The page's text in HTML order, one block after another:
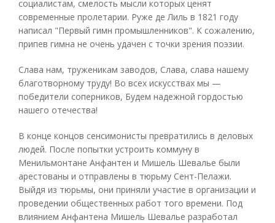
социалистам, смелость мысли которых ценят
современные пролетарии. Руже де Лиль в 1821 году
написал "Первый гимн промышленников". К сожалению,
припев гимна не очень удачен с точки зрения поэзии.
Слава нам, труженикам заводов, Слава, слава нашему
благотворному труду! Во всех искусствах мы —
победители соперников, Будем надежной гордостью
нашего отечества!
В конце концов сенсимонисты превратились в деловых
людей. После попытки устроить коммуну в
Менильмонтане Анфантен и Мишель Шевалье были
арестованы и отправлены в тюрьму Сент-Пелажи.
Выйдя из тюрьмы, они приняли участие в организации и
проведении общественных работ того времени. Под
влиянием Анфантена Мишель Шевалье разработал